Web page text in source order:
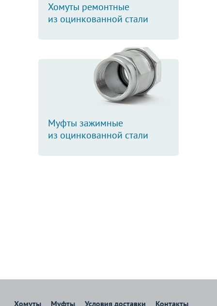
Хомуты ремонтные
из оцинкованной стали
Муфты зажимные
из оцинкованной стали
Хомуты Муфты Условия доставки Контакты